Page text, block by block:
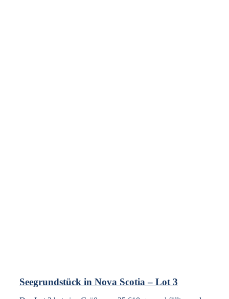
Seegrundstück in Nova Scotia – Lot 3